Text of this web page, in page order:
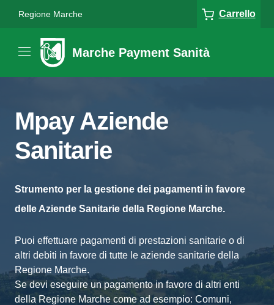
Regione Marche Carrello
Marche Payment Sanità
Mpay Aziende
Sanitarie
Strumento per la gestione dei pagamenti in favore
delle Aziende Sanitarie della Regione Marche.
Puoi effettuare pagamenti di prestazioni sanitarie o di
altri debiti in favore di tutte le aziende sanitarie della
Regione Marche.
Se devi eseguire un pagamento in favore di altri enti
della Regione Marche come ad esempio: Comuni,